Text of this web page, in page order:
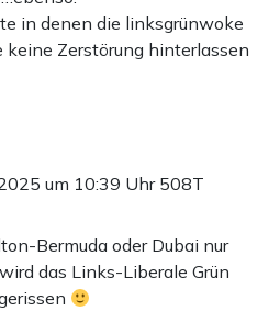
so gerne sagen: „Das
und es finden sich immer
und Geld aufwenden, um
den Bundestag, die Mauer
und den Dreck und
zu ignorieren, sondern gerade
anzuschauen. Den
in denen die linksgrünwoke
keine Zerstörung hinterlassen
um 10:39 Uhr 508T
Bermuda oder Dubai nur
das Links-Liberale Grün